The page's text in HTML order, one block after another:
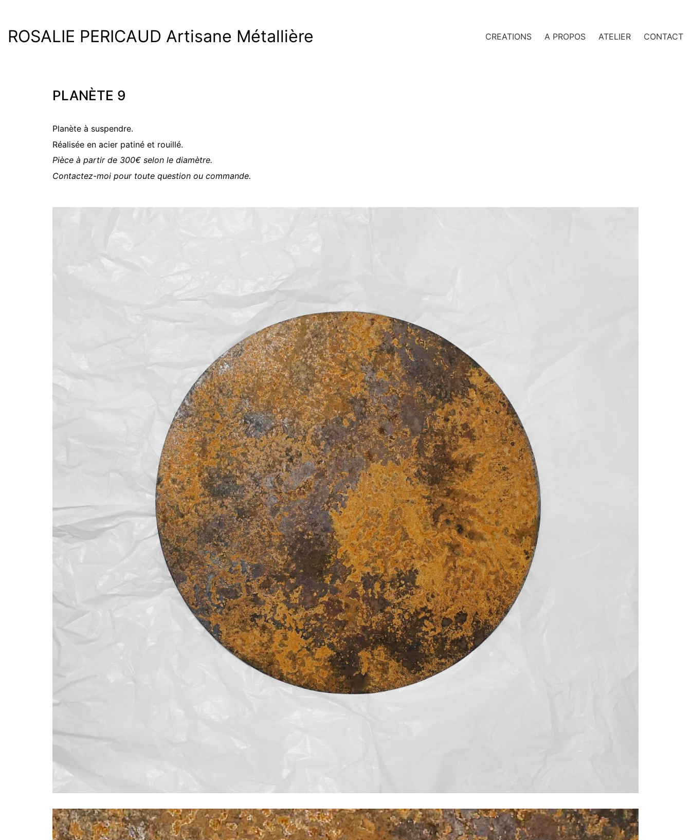
ROSALIE PERICAUD Artisane Métallière CREATIONS A PROPOS ATELIER CONTACT
PLANÈTE 9
Planète à suspendre.
Réalisée en acier patiné et rouillé.
Pièce à partir de 300€ selon le diamètre.
Contactez-moi pour toute question ou commande.